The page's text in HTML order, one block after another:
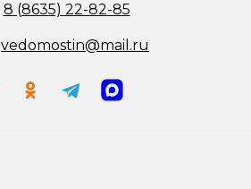
8 (8635) 22-82-85
vedomostin@mail.ru